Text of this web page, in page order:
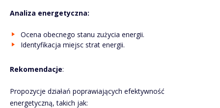
Analiza energetyczna:
Ocena obecnego stanu zużycia energii.
Identyfikacja miejsc strat energii.
Rekomendacje:
Propozycje działań poprawiających efektywność
energetyczną, takich jak: